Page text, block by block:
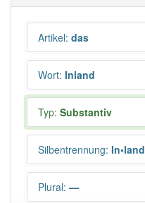
Artikel: das
Wort: Inland
Typ: Substantiv
Silbentrennung: In•land
Plural: —